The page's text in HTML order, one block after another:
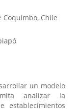
Chile
un modelo
analizar la
establecimientos